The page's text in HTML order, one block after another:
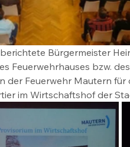
Bürgermeister
Feuerwehrhauses bzw.
der Feuerwehr Mautern
im Wirtschaftshof der